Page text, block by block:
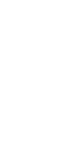
で石を包んで
す。 実物を
ざいまし